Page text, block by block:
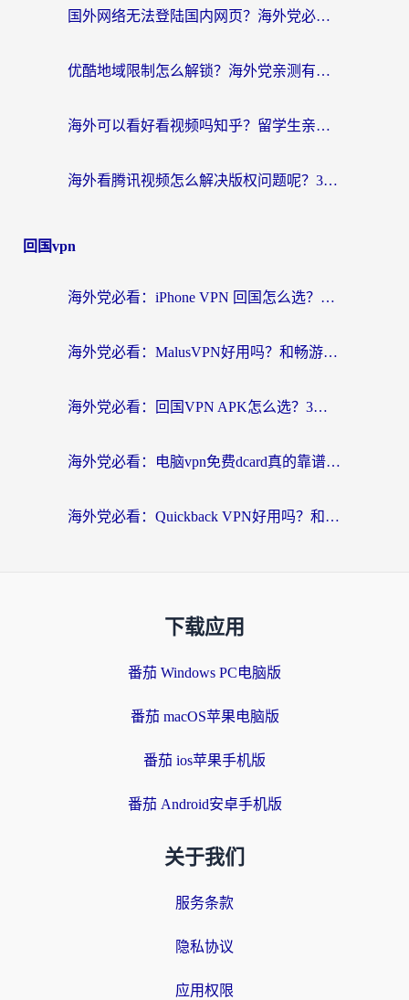
国外网络无法登陆国内网页？海外党必看：选对回国加速器实现无缝访问
优酷地域限制怎么解锁？海外党亲测有效的追剧自由指南
海外可以看好看视频吗知乎？留学生亲测有效的回国追剧解决方案
海外看腾讯视频怎么解决版权问题呢？3步让你轻松解锁国内影视自由
回国vpn
海外党必看：iPhone VPN 回国怎么选？一篇搞定无缝访问国内资源
海外党必看：MalusVPN好用吗？和畅游VPN对比哪个回国效果更好？附穿梭飞鱼神龟真实体验
海外党必看：回国VPN APK怎么选？3步教你无缝刷国内剧玩国服
海外党必看：电脑vpn免费dcard真的靠谱吗？教你选对回国加速器无缝访问国内资源
海外党必看：Quickback VPN好用吗？和小黑牛VPN对比哪个回国效果更好？附真实体验+避坑指南
下载应用
番茄 Windows PC电脑版
番茄 macOS苹果电脑版
番茄 ios苹果手机版
番茄 Android安卓手机版
关于我们
服务条款
隐私协议
应用权限